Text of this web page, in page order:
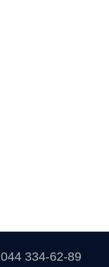
044 334-62-89